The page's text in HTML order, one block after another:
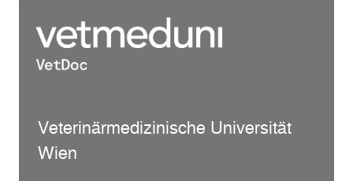
Veterinärmedizinische Universität
Wien